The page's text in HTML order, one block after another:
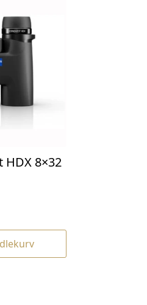
HDX 8×32